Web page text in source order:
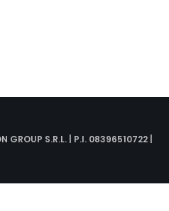
GROUP S.R.L. | P.I. 08396510722 |